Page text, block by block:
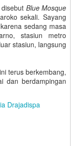
Blue Mosque
sekali. Sayang
sedang masa
stasiun metro
stasiun, langsung
terus berkembang,
dan berdampingan
Drajadispa